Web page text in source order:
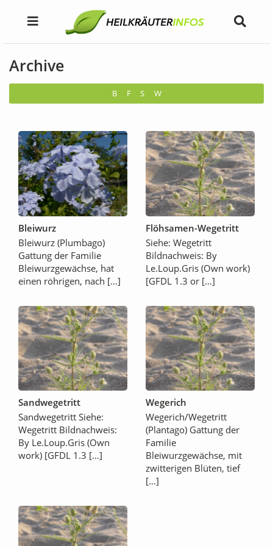
Archive
B F S W
Bleiwurz
Bleiwurz (Plumbago)
Gattung der Familie
Bleiwurzgewächse, hat
einen röhrigen, nach […]
Flöhsamen-Wegetritt
Siehe: Wegetritt
Bildnachweis: By
Le.Loup.Gris (Own work)
[GFDL 1.3 or […]
Sandwegetritt
Sandwegetritt Siehe:
Wegetritt Bildnachweis:
By Le.Loup.Gris (Own
work) [GFDL 1.3 […]
Wegerich
Wegerich/Wegetritt
(Plantago) Gattung der
Familie
Bleiwurzgewächse, mit
zwitterigen Blüten, tief
[…]